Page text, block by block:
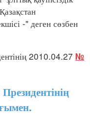
-" деген сөзбен
2010.04.27 №